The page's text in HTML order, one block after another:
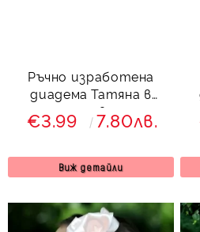
Ръчно изработена
диадема Татяна в
розово
€3.99 7.80лв.
Виж детайли